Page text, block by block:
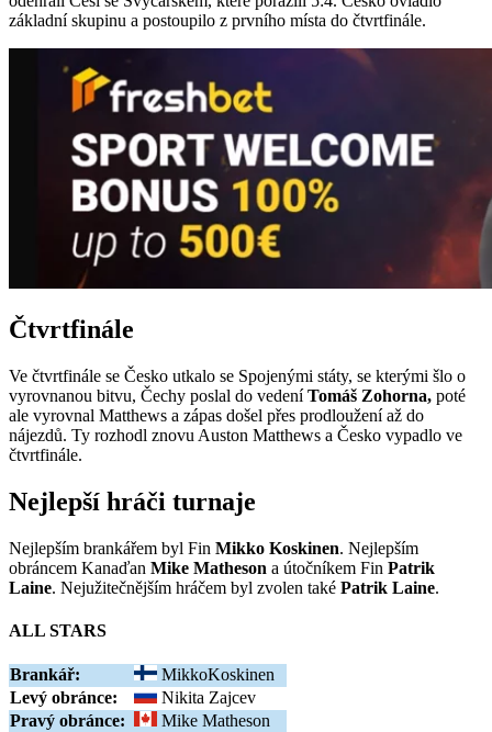
základní skupinu a postoupilo z prvního místa do čtvrtfinále.
Čtvrtfinále
Ve čtvrtfinále se Česko utkalo se Spojenými státy, se kterými šlo o
vyrovnanou bitvu, Čechy poslal do vedeníTomáš Zohorna, poté
ale vyrovnal Matthews a zápas došel přes prodloužení až do
nájezdů. Ty rozhodl znovu Auston Matthews a Česko vypadlo ve
čtvrtfinále.
Nejlepší hráči turnaje
Nejlepším brankářem byl Fin Mikko Koskinen. Nejlepším
obráncem Kanaďan Mike Matheson a útočníkem Fin Patrik
Laine. Nejužitečnějším hráčem byl zvolen také Patrik Laine.
ALL STARS
Brankář:
MikkoKoskinen
Levý obránce:
Nikita Zajcev
Pravý obránce:
Mike Matheson